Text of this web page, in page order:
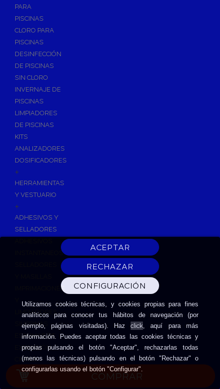
Utilizamos cookies técnicas, y cookies propias para fines
analíticos para conocer tus hábitos de navegación (por
ejemplo, páginas visitadas). Hazclick, aquí para más
información. Puedes aceptar todas las cookies técnicas y
propias pulsando el botón "Aceptar", rechazarlas todas
(menos las técnicas) pulsando en el botón "Rechazar" o
configurarlas usando el botón "Configurar".
PARA
PISCINAS
CLORO PARA
PISCINAS
DESINFECCIÓN
DE PISCINAS
SIN CLORO
INVERNAJE DE
PISCINAS
LIMPIADORES
DE PISCINAS
KITS
ANALIZADORES
DOSIFICADORES
+
HERRAMIENTAS
Y VESTUARIO
+
ADHESIVOS Y
SELLADORES
INSTANTANEOS
IMPRIMACIONES
LIMPIADORES
SILICONAS
ESPUMAS DE
EXPANSIÓN
CINTAS
ADHESIVAS
HERRAMIENTAS
COMPRAR